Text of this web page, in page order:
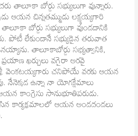
తాలూకా బోర్డు సభ్యులుగా వున్నారు.
ఆయన చిన్నతమ్ముడు లక్ష్మయ్యగారి
బోర్డు సభ్యులుగా వుండడానికి
పోటీ లేకుండానే సభ్యుడైన తరువాత
తాలూకాబోర్డు సభ్యత్వానికి,
ప్రయాణ ఖర్చులు వగైరా అరవై
వెంకటయ్యగారు చనిపోయే వరకు ఆయన
నేనెక్కడ ఉన్నా నా యోగక్షేమాలు
కాంగ్రెసు సానుభూతిపరుడు.
కార్యక్రమాలలో ఆయన అండదండలు